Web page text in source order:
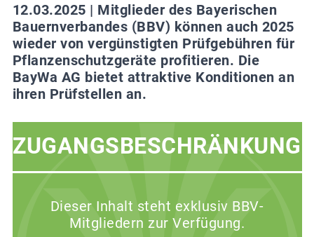
12.03.2025 | Mitglieder des Bayerischen
Bauernverbandes (BBV) können auch 2025
wieder von vergünstigten Prüfgebühren für
Pflanzenschutzgeräte profitieren. Die
BayWa AG bietet attraktive Konditionen an
ihren Prüfstellen an.
ZUGANGSBESCHRÄNKUNG
Dieser Inhalt steht exklusiv BBV-
Mitgliedern zur Verfügung.